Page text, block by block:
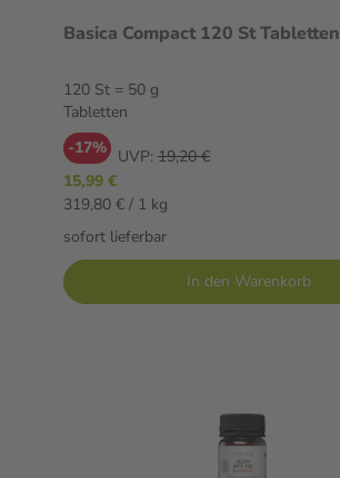
Basica Compact 120 St Tabletten
120 St = 50 g
Tabletten
-17% UVP: 19,20 €
15,99 €
319,80 € / 1 kg
sofort lieferbar
In den Warenkorb